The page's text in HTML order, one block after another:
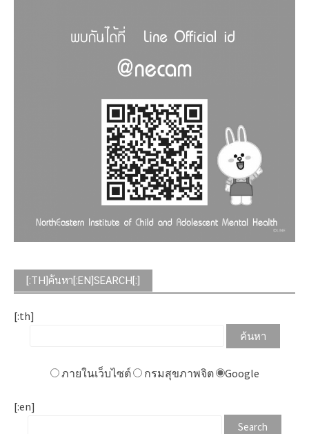
[:TH]ค้นหา[:EN]SEARCH[:]
[:th]
ภายในเว็บไซต์ กรมสุขภาพจิต Google
[:en]